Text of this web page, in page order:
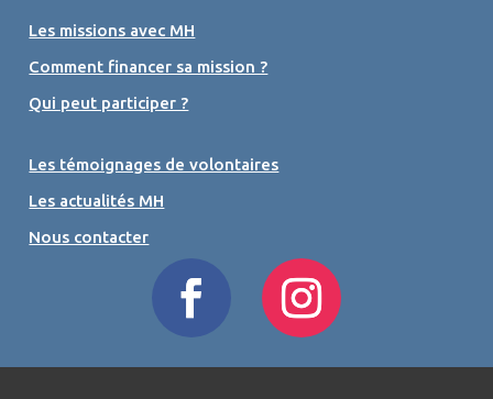
Les missions avec MH
Comment financer sa mission ?
Qui peut participer ?
Les témoignages de volontaires
Les actualités MH
Nous contacter